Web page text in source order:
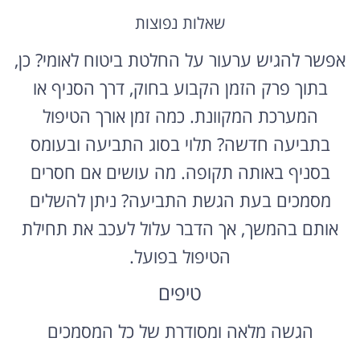
שאלות נפוצות
אפשר להגיש ערעור על החלטת ביטוח לאומי? כן,
בתוך פרק הזמן הקבוע בחוק, דרך הסניף או
המערכת המקוונת. כמה זמן אורך הטיפול
בתביעה חדשה? תלוי בסוג התביעה ובעומס
בסניף באותה תקופה. מה עושים אם חסרים
מסמכים בעת הגשת התביעה? ניתן להשלים
אותם בהמשך, אך הדבר עלול לעכב את תחילת
הטיפול בפועל.
טיפים
הגשה מלאה ומסודרת של כל המסמכים